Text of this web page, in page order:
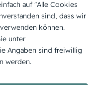
Lebensfreude und
eine Einladung, die
perfekt einbindet.
auf "Alle Cookies
sind, dass wir
können.
unter
Angaben sind freiwillig
werden.